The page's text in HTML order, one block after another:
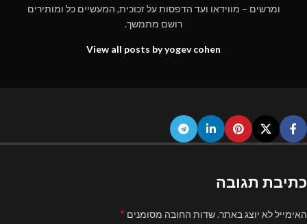
ומרשים – מווידאו ועד הדפסות על זכוכית, המעשיים כל ומותירים
רושם מתמשך.
View all posts by yogev cohen
כתיבת תגובה
האימייל לא יוצג באתר.שדות החובה מסומנים *